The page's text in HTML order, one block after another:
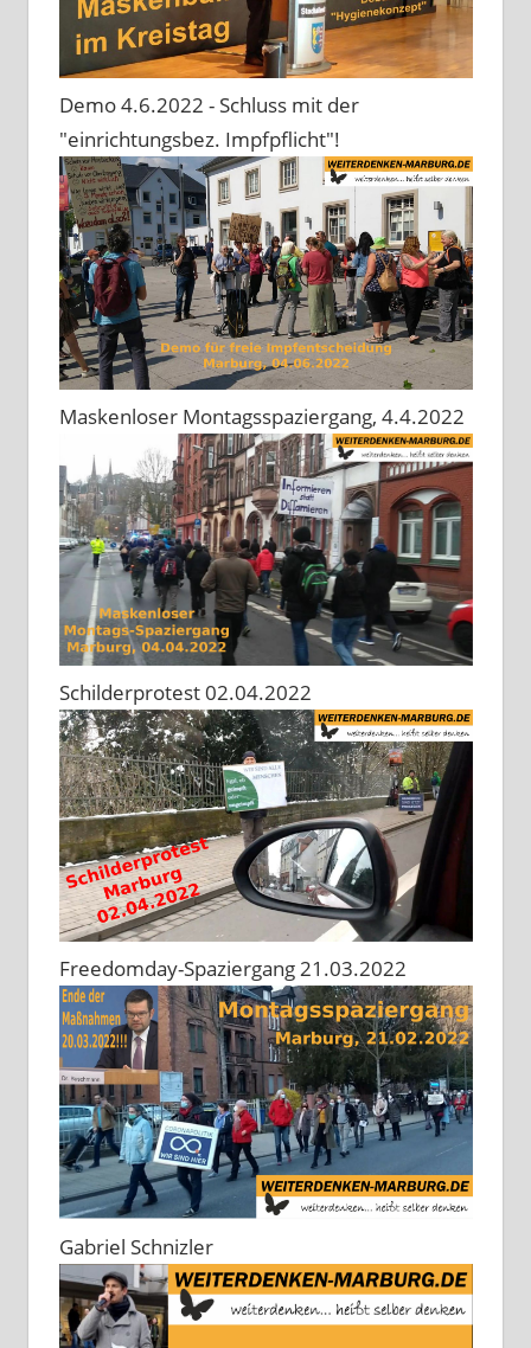
Demo 4.6.2022 - Schluss mit der
"einrichtungsbez. Impfpflicht"!
Maskenloser Montagsspaziergang, 4.4.2022
Schilderprotest 02.04.2022
Freedomday-Spaziergang 21.03.2022
Gabriel Schnizler